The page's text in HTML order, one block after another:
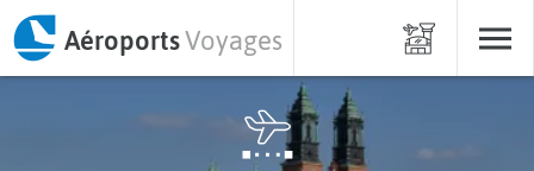
AéroportsVoyages